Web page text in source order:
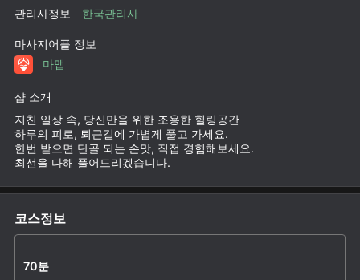
관리사정보 한국관리사
마사지어플 정보
마맵
샵 소개
지친 일상 속, 당신만을 위한 조용한 힐링공간
하루의 피로, 퇴근길에 가볍게 풀고 가세요.
한번 받으면 단골 되는 손맛, 직접 경험해보세요.
최선을 다해 풀어드리겠습니다.
코스정보
70분